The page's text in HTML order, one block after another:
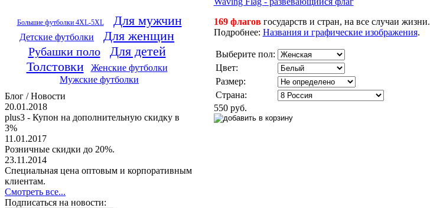
Большие футболки 4XL-5XL Для мужчин
Детские футболки Для женщин
Рубашки поло
Для детей
Толстовки
Женские футболки
Мужские футболки
Блог / Новости
20.01.2018
plus3 - Купон на дополнительную скидку в
3%
11.01.2017
Розничные скидки до 20%.
23.11.2014
Специальная цена оптовым и корпоративным
клиентам.
Смотреть все...
Подписаться на новости:
169 флаговгосударств и стран, на все случаи жизни.
Подробнее: Названия и графические изображения.
Выберите пол:
Цвет:
Размер:
Страна:
550 руб.